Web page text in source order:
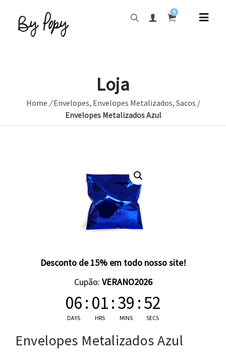
0
Loja
Home /Envelopes, Envelopes Metalizados, Sacos /
Envelopes Metalizados Azul
Desconto de 15% em todo nosso site!
Cupão: VERANO2026
06
DAYS
: 01
HRS
:39
MINS
:52
SECS
Envelopes Metalizados Azul